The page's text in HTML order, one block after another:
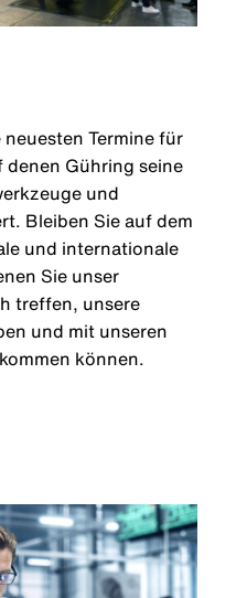
Termine für
denen Gühring seine
und
Bleiben Sie auf dem
und internationale
Sie unser
treffen, unsere
und mit unseren
können.